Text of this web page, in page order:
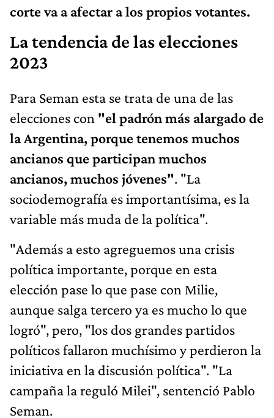
corte va a afectar a los propios votantes.
La tendencia de las elecciones
2023
Para Seman esta se trata de una de las
elecciones con "el padrón más alargado de
la Argentina, porque tenemos muchos
ancianos que participan muchos
ancianos, muchos jóvenes". "La
sociodemografía es importantísima, es la
variable más muda de la política".
"Además a esto agreguemos una crisis
política importante, porque en esta
elección pase lo que pase con Milie,
aunque salga tercero ya es mucho lo que
logró", pero, "los dos grandes partidos
políticos fallaron muchísimo y perdieron la
iniciativa en la discusión política". "La
campaña la reguló Milei", sentenció Pablo
Seman.